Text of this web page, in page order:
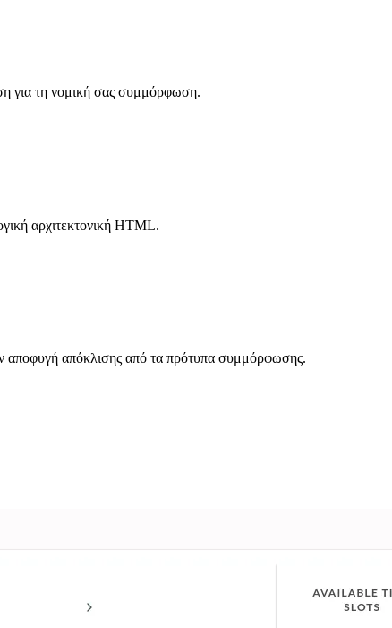
για τη νομική σας συμμόρφωση.
αρχιτεκτονική HTML.
αποφυγή απόκλισης από τα πρότυπα συμμόρφωσης.